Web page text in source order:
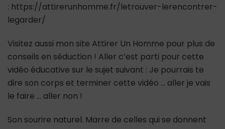
: https://attirerunhomme.fr/letrouver-lerencontrer-
legarder/
Visitez aussi mon site Attirer Un Homme pour plus de
conseils en séduction ! Aller c’est parti pour cette
vidéo éducative sur le sujet suivant : Je pourrais te
dire son corps et terminer cette vidéo … aller je vais
le faire … aller non !
Son sourire naturel. Marre de celles qui se donnent